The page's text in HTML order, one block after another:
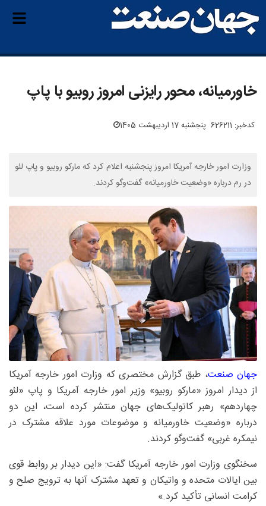
خاورمیانه، محور رایزنی امروز روبیو با پاپ
کدخبر: 626211 پنجشنبه 17 اردیبهشت 1405
وزارت امور خارجه آمریکا امروز پنجشنبه اعلام کرد که مارکو روبیو و پاپ لئو
در رم درباره «وضعیت خاورمیانه» گفت‌وگو کردند.
جهان صنعت، طبق گزارش مختصری که وزارت امور خارجه آمریکا
از دیدار امروز «مارکو روبیو» وزیر امور خارجه آمریکا و پاپ «لئو
چهاردهم» رهبر کاتولیک‌های جهان منتشر کرده است، این دو
درباره «وضعیت خاورمیانه و موضوعات مورد علاقه مشترک در
نیمکره غربی» گفت‌وگو کردند.
سخنگوی وزارت امور خارجه آمریکا گفت: «این دیدار بر روابط قوی
بین ایالات متحده و واتیکان و تعهد مشترک آنها به ترویج صلح و
کرامت انسانی تأکید کرد.»